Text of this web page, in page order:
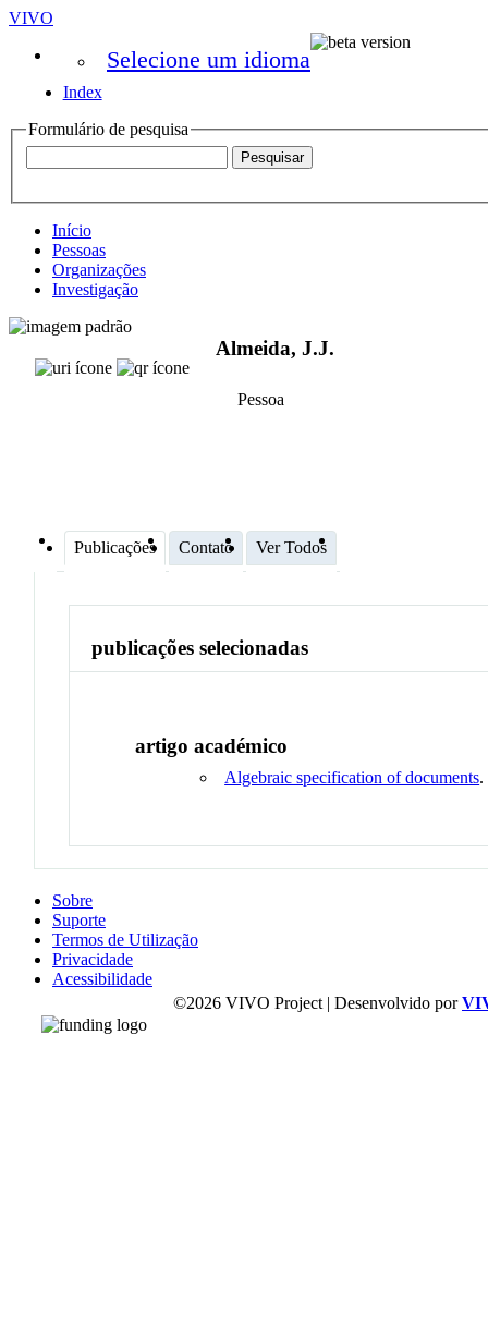
VIVO
Selecione um idioma
Index
Formulário de pesquisa
Início
Pessoas
Organizações
Investigação
Almeida, J.J.
Pessoa
Publicações Contato Ver Todos
publicações selecionadas
artigo académico
Algebraic specification of documents
Sobre
Suporte
Termos de Utilização
Privacidade
Acessibilidade
©2026 VIVO Project | Desenvolvido por